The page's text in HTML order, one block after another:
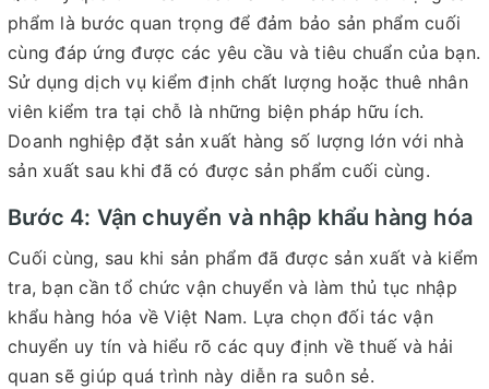
phẩm là bước quan trọng để đảm bảo sản phẩm cuối
cùng đáp ứng được các yêu cầu và tiêu chuẩn của bạn.
Sử dụng dịch vụ kiểm định chất lượng hoặc thuê nhân
viên kiểm tra tại chỗ là những biện pháp hữu ích.
Doanh nghiệp đặt sản xuất hàng số lượng lớn với nhà
sản xuất sau khi đã có được sản phẩm cuối cùng.
Bước 4: Vận chuyển và nhập khẩu hàng hóa
Cuối cùng, sau khi sản phẩm đã được sản xuất và kiểm
tra, bạn cần tổ chức vận chuyển và làm thủ tục nhập
khẩu hàng hóa về Việt Nam. Lựa chọn đối tác vận
chuyển uy tín và hiểu rõ các quy định về thuế và hải
quan sẽ giúp quá trình này diễn ra suôn sẻ.